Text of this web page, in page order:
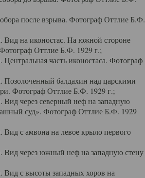
после взрыва. Фотограф Оттлие Б.Ф.
на иконостас. На южной стороне
Оттлие Б.Ф. 1929 г.;
часть иконостаса. Фотограф
балдахин над царскими
Фотограф Оттлие Б.Ф. 1929 г.;
через северный неф на западную
суд». Фотограф Оттлие Б.Ф. 1929
с амвона на левое крыло первого
через южный неф на западную стену
с высоты западных хоров на